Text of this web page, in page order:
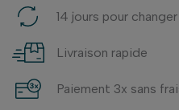
14 jours pour
Livraison rapide
Paiement 3x sans